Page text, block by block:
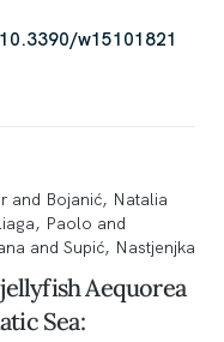
w15101821
and Bojanić, Natalia
Paolo and
and Supić, Nastjenjka
Aequorea
Sea: